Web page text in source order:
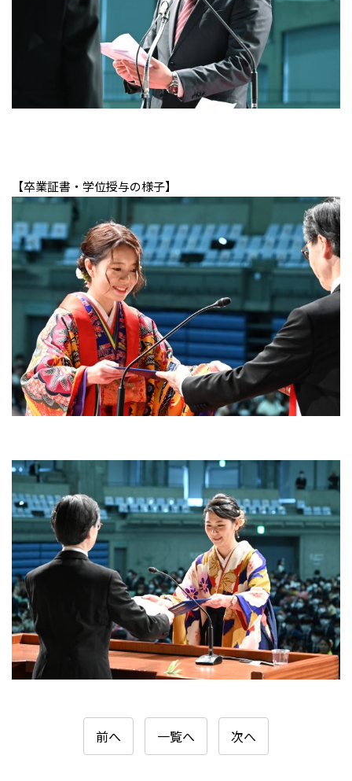
【卒業証書・学位授与の様子】
前へ 一覧へ 次へ